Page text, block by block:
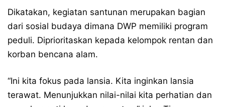
Dikatakan, kegiatan santunan merupakan bagian
dari sosial budaya dimana DWP memiliki program
peduli. Diprioritaskan kepada kelompok rentan dan
korban bencana alam.
“Ini kita fokus pada lansia. Kita inginkan lansia
terawat. Menunjukkan nilai-nilai kita perhatian dan